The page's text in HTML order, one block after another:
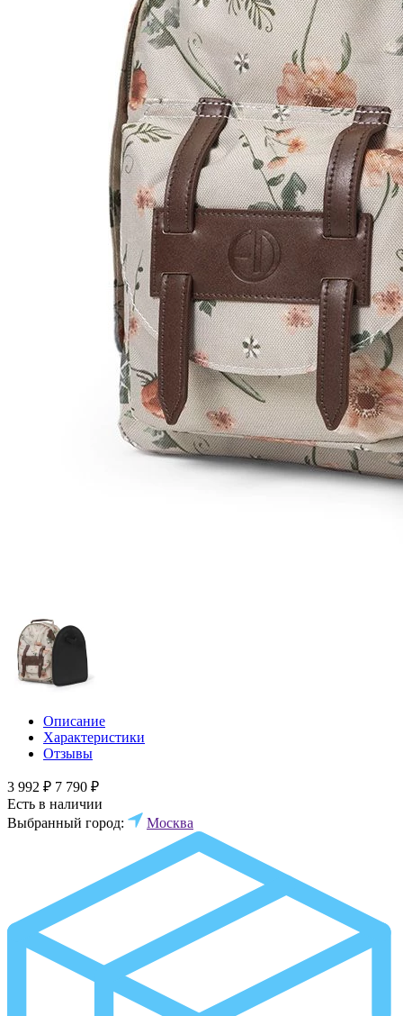
Описание
Характеристики
Отзывы
3 992 ₽ 7 790 ₽
Есть в наличии
Выбранный город:
Москва